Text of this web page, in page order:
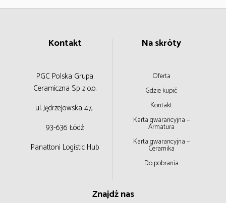
Kontakt
PGC Polska Grupa
Ceramiczna Sp. z o.o.
ul. Jędrzejowska 47,
93-636 Łódź
Panattoni Logistic Hub
Na skróty
Oferta
Gdzie kupić
Kontakt
Karta gwarancyjna –
Armatura
Karta gwarancyjna –
Ceramika
Do pobrania
Znajdź nas